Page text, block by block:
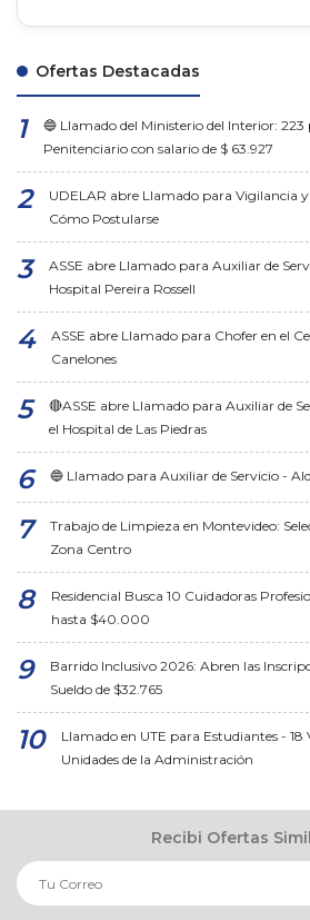
Ofertas Destacadas
🔵 Llamado del Ministerio del Interior:
Penitenciario con salario de $ 63.927
UDELAR abre Llamado para Vigilancia
Cómo Postularse
ASSE abre Llamado para Auxiliar de
Hospital Pereira Rossell
ASSE abre Llamado para Chofer en el
Canelones
🔴ASSE abre Llamado para Auxiliar de
el Hospital de Las Piedras
🔵 Llamado para Auxiliar de Servicio -
Trabajo de Limpieza en Montevideo:
Zona Centro
Residencial Busca 10 Cuidadoras
hasta $40.000
Barrido Inclusivo 2026: Abren las
Sueldo de $32.765
Llamado en UTE para Estudiantes - 18
Unidades de la Administración
Recibi Ofertas